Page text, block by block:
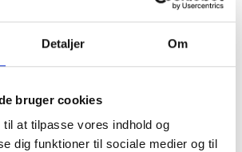
Detaljer Om
bruger cookies
at tilpasse vores indhold og
dig funktioner til sociale medier og til